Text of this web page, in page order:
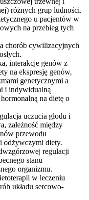
różnych grup ludności.
u pacjentów w
na przebieg tych
chorób cywilizacyjnych
interakcje genów z
na ekspresję genów,
genetycznymi a
i indywidualną
na dietę o
uczucia głodu i
zależność między
przewodu
odżywczymi diety.
regulacji
stanu
organizmu.
w leczeniu
układu sercowo-